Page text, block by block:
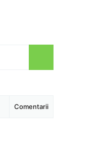
Comentarii